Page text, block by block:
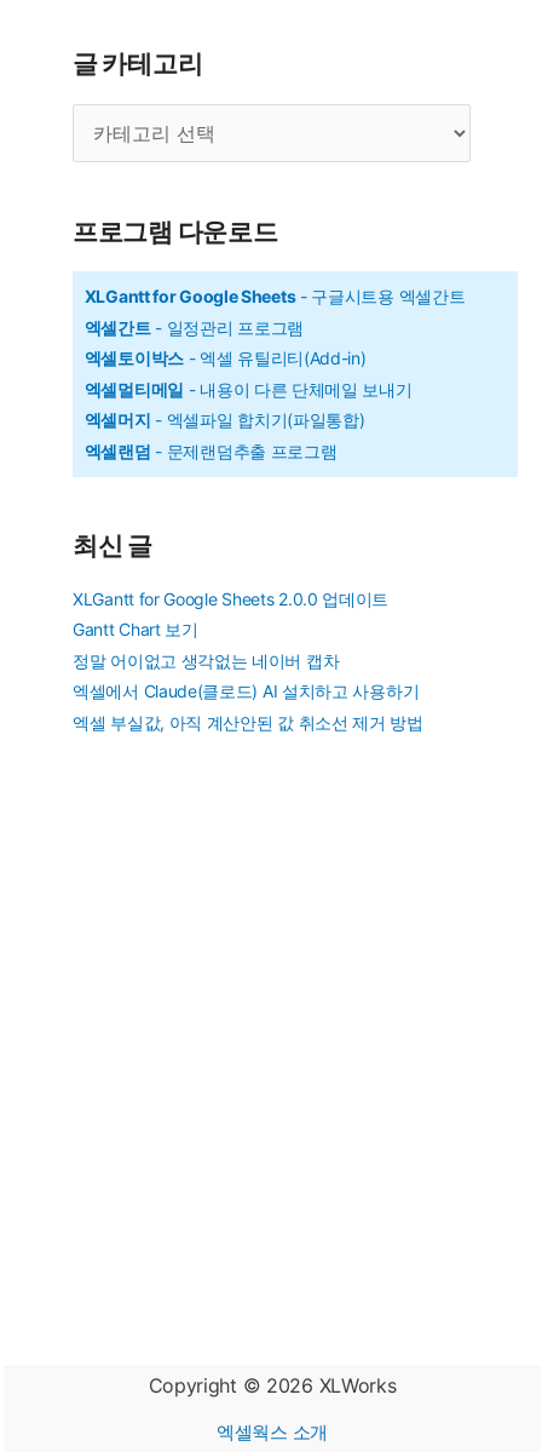
글 카테고리
테
리
프로그램 다운로드
XLGantt for Google Sheets- 구글시트용 엑셀간트
엑셀간트- 일정관리 프로그램
엑셀토이박스 - 엑셀 유틸리티(Add-in)
엑셀멀티메일 - 내용이 다른 단체메일 보내기
엑셀머지 - 엑셀파일 합치기(파일통합)
엑셀랜덤 - 문제랜덤추출 프로그램
최신 글
XLGantt for Google Sheets 2.0.0 업데이트
Gantt Chart 보기
정말 어이없고 생각없는 네이버 캡차
엑셀에서 Claude(클로드) AI 설치하고 사용하기
엑셀 부실값, 아직 계산안된 값 취소선 제거 방법
Copyright © 2026 XLWorks
엑셀웍스 소개